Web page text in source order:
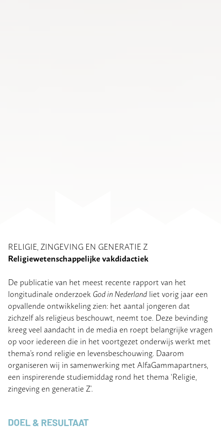
RELIGIE, ZINGEVING EN GENERATIE Z
Religiewetenschappelijke vakdidactiek
De publicatie van het meest recente rapport van het
longitudinale onderzoek God in Nederland liet vorig jaar een
opvallende ontwikkeling zien: het aantal jongeren dat
zichzelf als religieus beschouwt, neemt toe. Deze bevinding
kreeg veel aandacht in de media en roept belangrijke vragen
op voor iedereen die in het voortgezet onderwijs werkt met
thema’s rond religie en levensbeschouwing. Daarom
organiseren wij in samenwerking met AlfaGammapartners,
een inspirerende studiemiddag rond het thema ‘Religie,
zingeving en generatie Z’.
DOEL & RESULTAAT